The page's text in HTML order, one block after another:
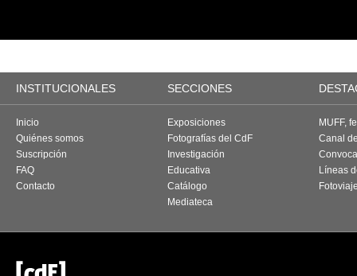
INSTITUCIONALES SECCIONES
Inicio
Quiénes somos
Suscripción
FAQ
Contacto
Exposiciones
Fotografías del CdF
Investigación
Educativa
Catálogo
Mediateca
MUFF,
Canal
Líneas